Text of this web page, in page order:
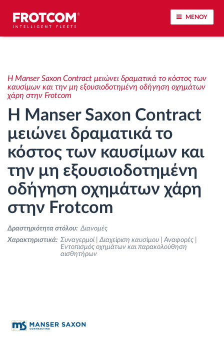
ΜΕΝΟΥ
Ανάλυση οδηγικής συμπεριφοράς
Παρακολούθηση του χρόνου οδήγησης
Διαχείριση εργατικού δυναμικού
Λήψη ταχογράφου από απόσταση
Έλεγχος πρόσβασης
Διαχείριση καυσίμου
Η Manser Saxon Contract μειώνει δραματικά το κόστος των
καυσίμων και την μη εξουσιοδοτημένη οδήγηση οχημάτων
χάρη στην Frotcom
Η Manser Saxon Contract
μειώνει δραματικά το
κόστος των καυσίμων και
την μη εξουσιοδοτημένη
οδήγηση οχημάτων χάρη
στην Frotcom
Δραστηριότητα στόλου: Διανομές
Χαρακτηριστικά: Συναγερμοί | Διαχείριση καυσίμου | Αναφορές |
Εντοπισμός οχημάτων και παρακολούθηση
αισθητήρων